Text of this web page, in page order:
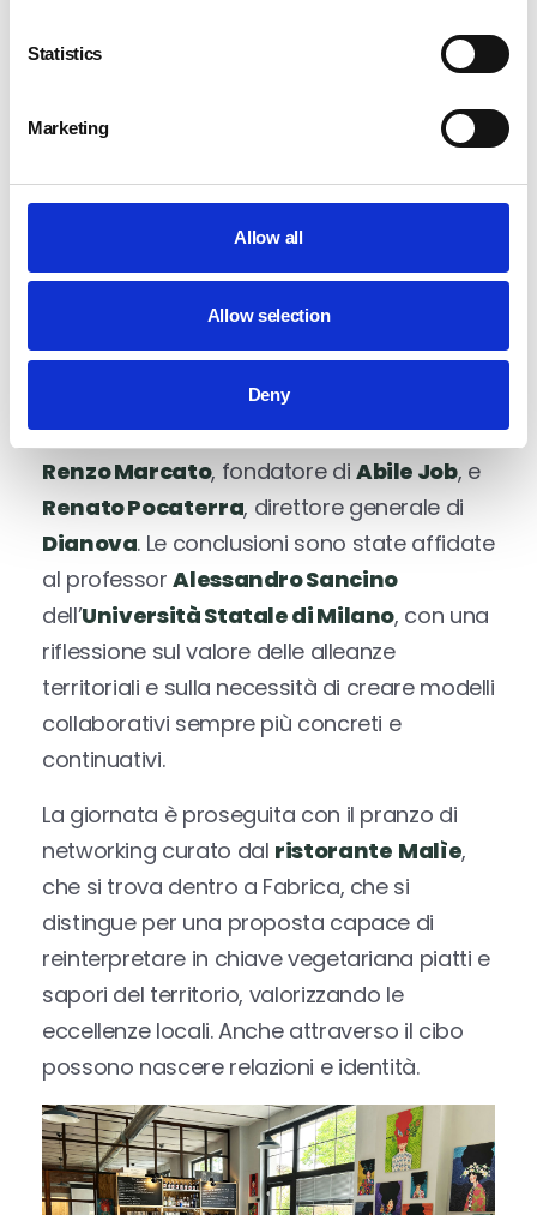
Statistics
Marketing
Allow all
Allow selection
Deny
Dalla cooperativa sociale
Idee in Fuga,
Falanga
con l’intervento
study hanno restituito l’immagine di un
territorio dinamico, evoluto e visionario.
Accanto ai casi locali, anche esperienze
nazionali della community del Quinto
Ampliamento hanno ampliato il confronto
sul tema dell’alleanza tra impresa e
impatto sociale, grazie agli interventi di
Renzo Marcato, fondatore di Abile Job, e
Renato Pocaterra, direttore generale di
Dianova. Le conclusioni sono state affidate
al professorAlessandro Sancino
dell’Università Statale di Milano, con una
riflessione sul valore delle alleanze
territoriali e sulla necessità di creare modelli
collaborativi sempre più concreti e
continuativi.
La giornata è proseguita con il pranzo di
networking curato dal ristorante Malìe,
che si trova dentro a Fabrica, che si
distingue per una proposta capace di
reinterpretare in chiave vegetariana piatti e
sapori del territorio, valorizzando le
eccellenze locali. Anche attraverso il cibo
possono nascere relazioni e identità.